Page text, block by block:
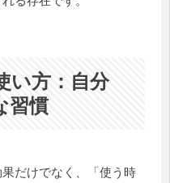
い方：自分
習慣
だけでなく、「使う時